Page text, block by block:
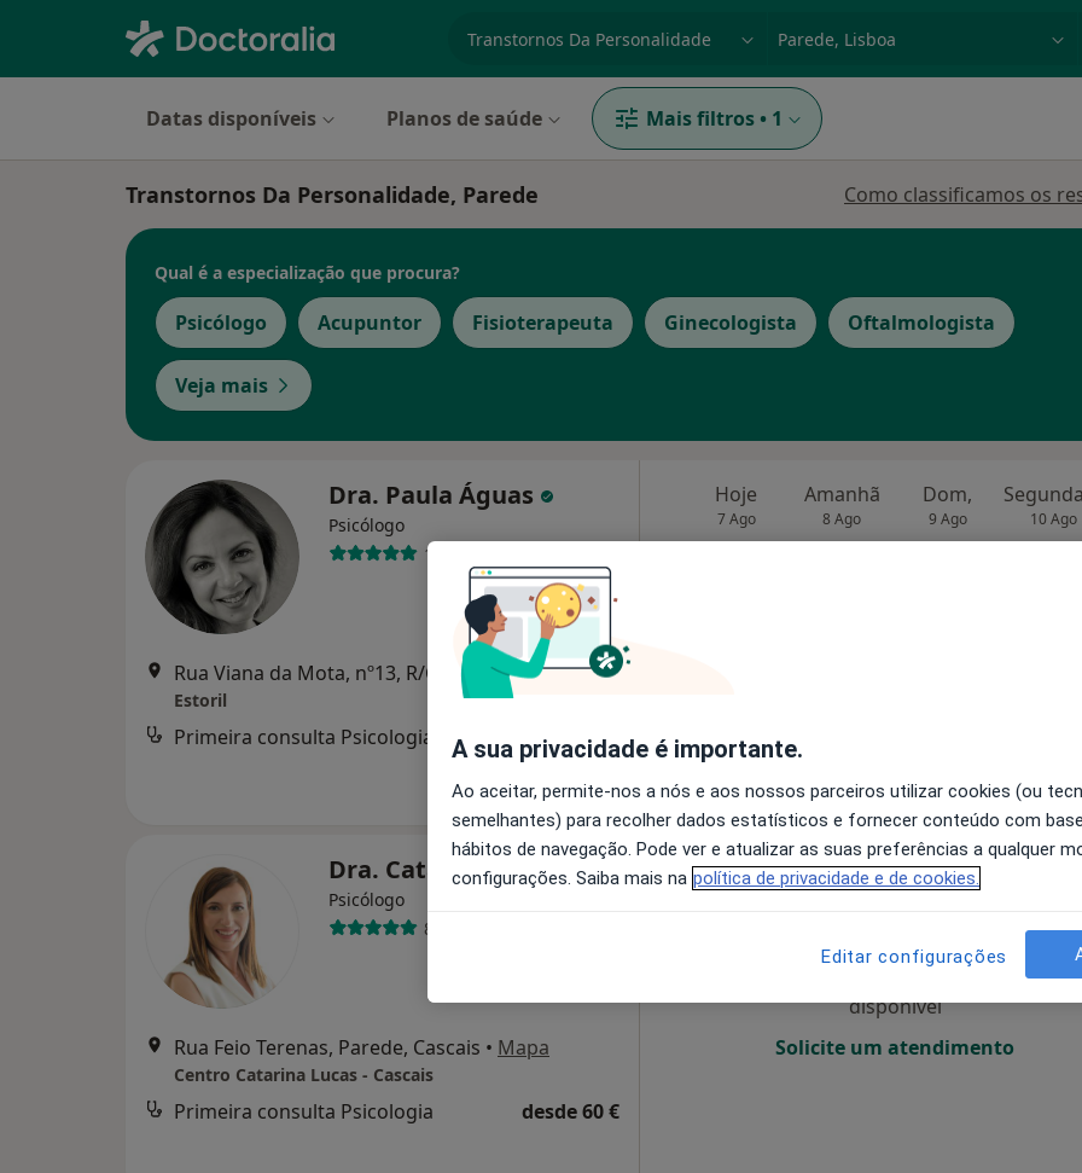
Datas disponíveis Planos de saúde Mais filtros • 1
Transtornos Da Personalidade, Parede Como classificamos os
Qual é a especialização que procura?
Psicólogo Acupuntor Fisioterapeuta Ginecologista Oftalmologista
Veja mais
Dra. Paula Águas
Psicólogo
102 opiniões
Rua Viana da Mota, nº13, R/C - São Pedro do Estoril, Estoril•Mapa
Estoril
Primeira consulta Psicologia 65 €
Hoje
7 Ago
Amanhã
8 Ago
Dom,
9 Ago 10 Ago
Dra. Catarina Lucas
Psicólogo
86 opiniões
Rua Feio Terenas, Parede, Cascais • Mapa
Centro Catarina Lucas - Cascais
Primeira consulta Psicologia desde 60 €
Hoje
7 Ago
Amanhã
8 Ago
Dom,
9 Ago
O agendamento online não está
disponível
Solicite um atendimento
A sua privacidade é importante.
Ao aceitar, permite-nos a nós e aos nossos parceiros utilizar cookies (ou
semelhantes) para recolher dados estatísticos e fornecer conteúdo com
hábitos de navegação. Pode ver e atualizar as suas preferências a qualquer
configurações. Saiba mais na política de privacidade e de cookies.
Editar configurações